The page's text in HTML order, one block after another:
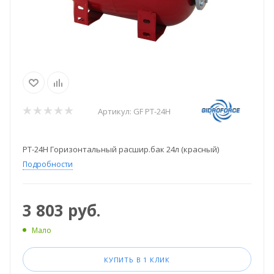
Артикул: GF PT-24H
PT-24H Горизонтальный расшир.бак 24л (красный)
Подробности
3 803 руб.
Мало
КУПИТЬ В 1 КЛИК